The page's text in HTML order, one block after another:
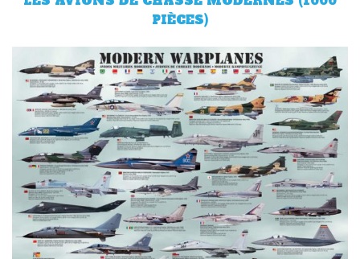
PIÈCES)